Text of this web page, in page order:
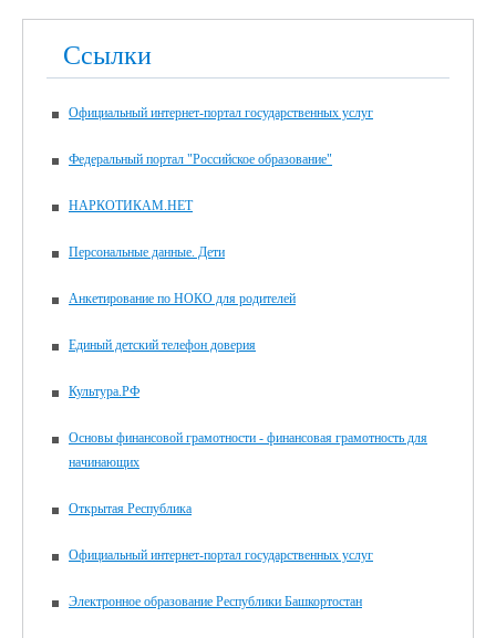
Ссылки
Официальный интернет-портал государственных услуг
Федеральный портал "Российское образование"
НАРКОТИКАМ.НЕТ
Персональные данные. Дети
Анкетирование по НОКО для родителей
Единый детский телефон доверия
Культура.РФ
Основы финансовой грамотности - финансовая грамотность для
начинающих
Открытая Республика
Официальный интернет-портал государственных услуг
Электронное образование Республики Башкортостан